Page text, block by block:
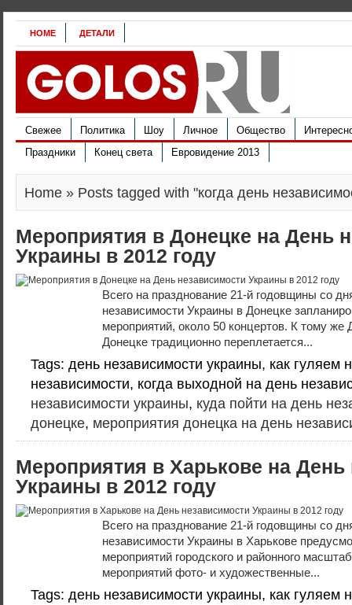
HOME ДЕТАЛИ
Свежее Политика Шоу Личное Общество
Праздники
Конец света Евровидение 2013
Home » Posts tagged with "когда день
Мероприятия в Донецке на День
Украины в 2012 году
Всего на празднование 21-й годовщины со
независимости Украины в Донецке
мероприятий, около 50 концертов. К тому же
Донецке традиционно переплетается...
Tags: день независимости украины, как гуляем
независимости, когда выходной на день
независимости украины, куда пойти на день
донецке, мероприятия донецка на день
Мероприятия в Харькове на День
Украины в 2012 году
Всего на празднование 21-й годовщины со
независимости Украины в Харькове
мероприятий городского и районного
мероприятий фото- и художественные...
Tags: день независимости украины, как гуляем